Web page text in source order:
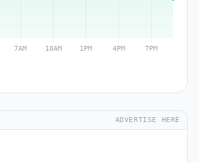
ADVERTISE HERE